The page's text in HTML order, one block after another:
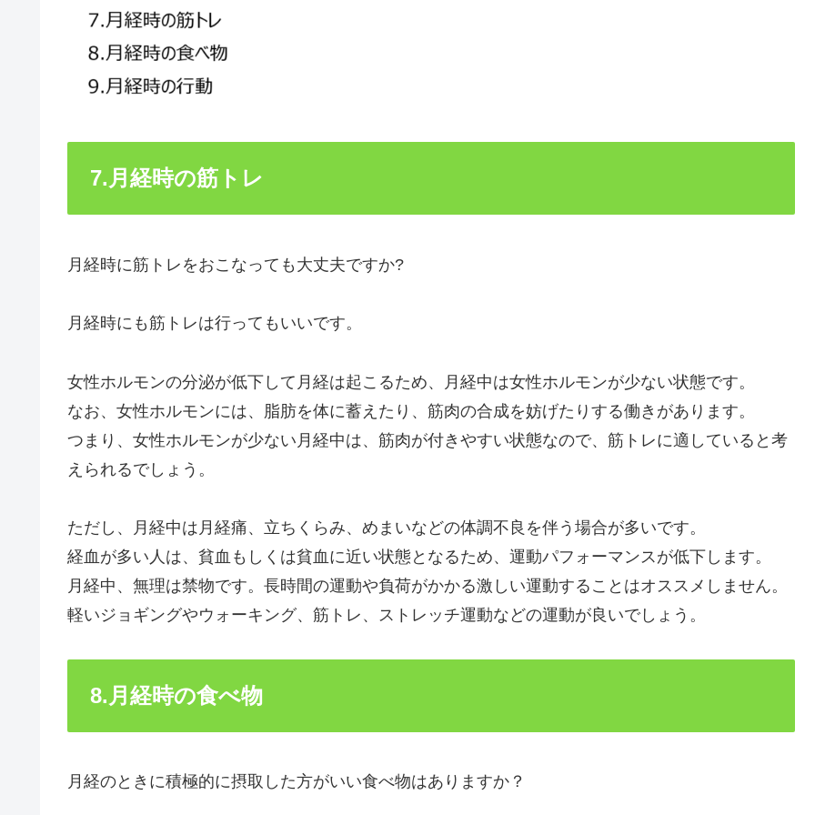
7.月経時の筋トレ
月経時に筋トレをおこなっても大丈夫ですか?
月経時にも筋トレは行ってもいいです。
女性ホルモンの分泌が低下して月経は起こるため、月経中は女性ホルモンが少ない状態です。
なお、女性ホルモンには、脂肪を体に蓄えたり、筋肉の合成を妨げたりする働きがあります。
つまり、女性ホルモンが少ない月経中は、筋肉が付きやすい状態なので、筋トレに適していると考
えられるでしょう。
ただし、月経中は月経痛、立ちくらみ、めまいなどの体調不良を伴う場合が多いです。
経血が多い人は、貧血もしくは貧血に近い状態となるため、運動パフォーマンスが低下します。
月経中、無理は禁物です。長時間の運動や負荷がかかる激しい運動することはオススメしません。
軽いジョギングやウォーキング、筋トレ、ストレッチ運動などの運動が良いでしょう。
8.月経時の食べ物
月経のときに積極的に摂取した方がいい食べ物はありますか？